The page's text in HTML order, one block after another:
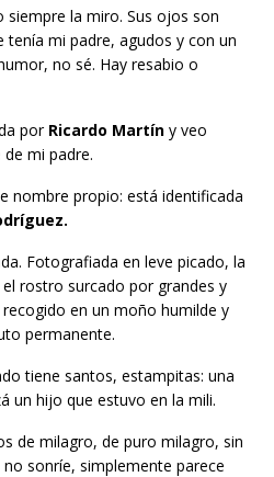
la miro. Sus ojos son
tenía mi padre, agudos y con un
no sé. Hay resabio o
por Ricardo Martín y veo
mi padre.
nombre propio: está identificada
Fotografiada en leve picado, la
rostro surcado por grandes y
en un moño humilde y
permanente.
tiene santos, estampitas: una
un hijo que estuvo en la mili.
de milagro, de puro milagro, sin
sonríe, simplemente parece